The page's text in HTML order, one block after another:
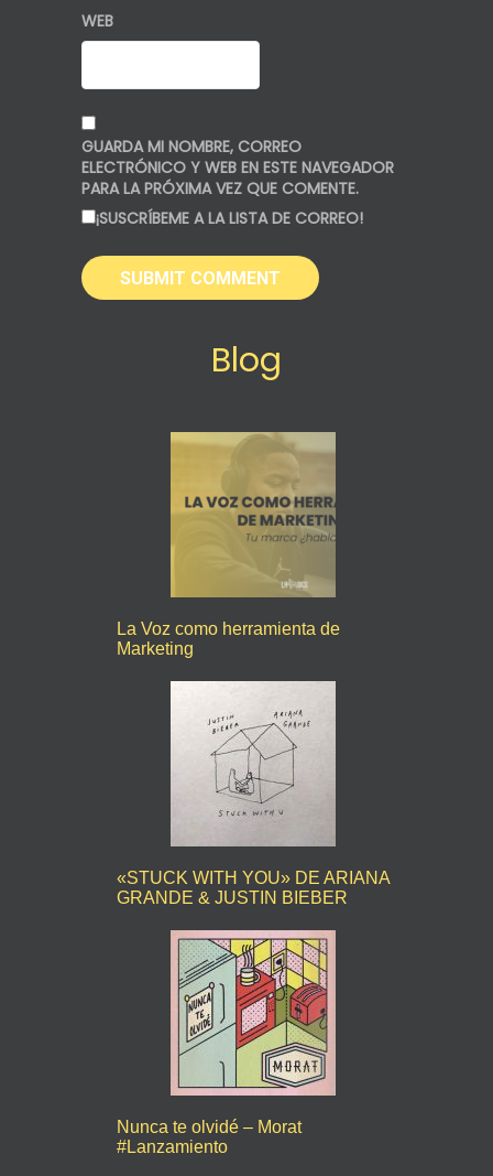
WEB
GUARDA MI NOMBRE, CORREO
ELECTRÓNICO Y WEB EN ESTE NAVEGADOR
PARA LA PRÓXIMA VEZ QUE COMENTE.
¡SUSCRÍBEME A LA LISTA DE CORREO!
Blog
La Voz como herramienta de
Marketing
«STUCK WITH YOU» DE ARIANA
GRANDE & JUSTIN BIEBER
Nunca te olvidé – Morat
#Lanzamiento